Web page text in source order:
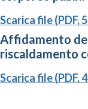
Scarica file (PDF,
Affidamento
riscaldamento
Scarica file (PDF,